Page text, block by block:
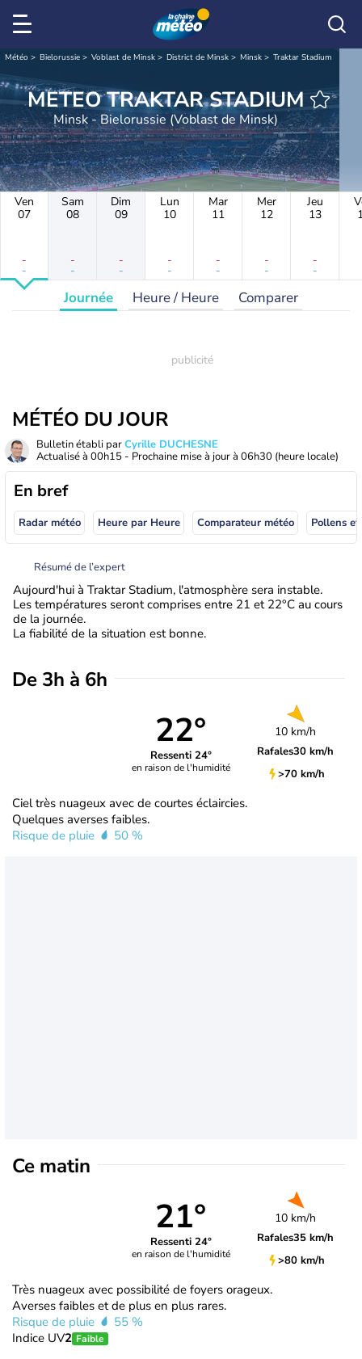
Météo Bielorussie Voblast de Minsk District de Minsk Minsk Traktar Stadium
METEO TRAKTAR STADIUM
Minsk - Bielorussie (Voblast de Minsk)
Ven
07
-
-
Sam
08
-
-
Dim
09
-
-
Lun
10
-
-
Mar
11
-
-
Mer
12
-
-
Jeu
13
-
-
Journée Heure / Heure Comparer
MÉTÉO DU JOUR
Bulletin établi parCyrille DUCHESNE
Actualisé à 00h15 - Prochaine mise à jour à 06h30 (heure locale)
En bref
Radar météo Heure par Heure Comparateur météo Pollens
Résumé de l’expert
Aujourd'hui à Traktar Stadium, l'atmosphère sera instable.
Les températures seront comprises entre 21 et 22°C au cours
de la journée.
La fiabilité de la situation est bonne.
De 3h à 6h
22°
Ressenti 24°
en raison de l'humidité
10 km/h
Rafales30 km/h
>70 km/h
Ciel très nuageux avec de courtes éclaircies.
Quelques averses faibles.
Risque de pluie
50 %
Ce matin
21°
Ressenti 24°
en raison de l'humidité
10 km/h
Rafales35 km/h
>80 km/h
Très nuageux avec possibilité de foyers orageux.
Averses faibles et de plus en plus rares.
Risque de pluie
55 %
Indice UV2 Faible